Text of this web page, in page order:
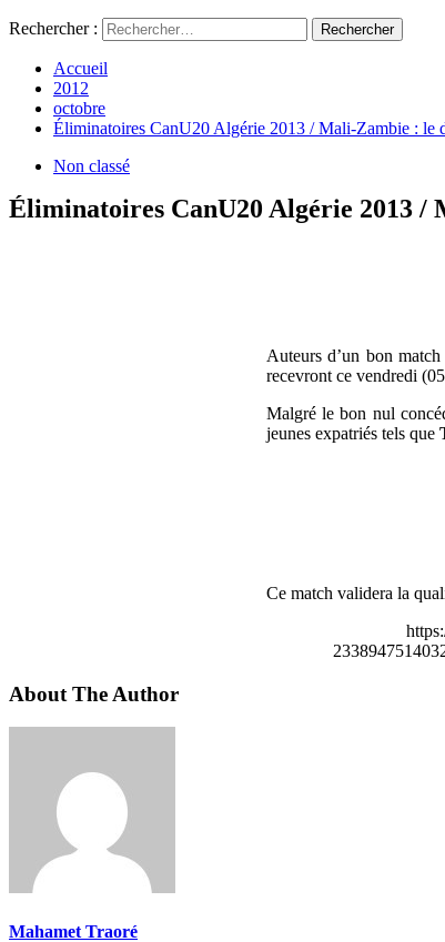
Rechercher :
Accueil
2012
octobre
Éliminatoires CanU20 Algérie 2013 / Mali-Zambie : le
Non classé
Éliminatoires CanU20 Algérie 2013
Auteurs d’un bon
recevront ce vendredi
Malgré le bon nul
jeunes expatriés tels que
Ce match validera la
About The Author
Mahamet Traoré